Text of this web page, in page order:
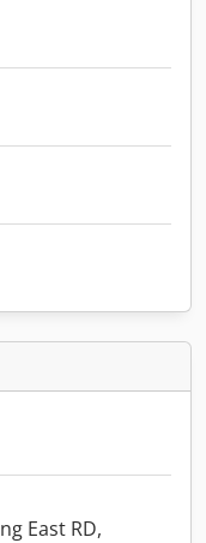
East RD,